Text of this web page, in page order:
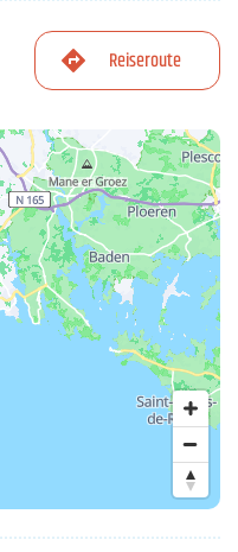
Reiseroute